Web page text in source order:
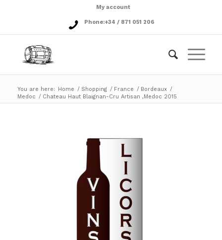
My account
Phone:+34 / 871 051 206
You are here: Home / Shopping / France / Bordeaux /
Medoc / Chateau Haut Blaignan-Cru Artisan ,Medoc 2015